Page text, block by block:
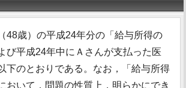
48歳）の平成24年分の「給与所得の
び平成24年中にＡさんが支払った医
下のとおりである。なお，「給与所得
おいて，問題の性質上，明らかにでき